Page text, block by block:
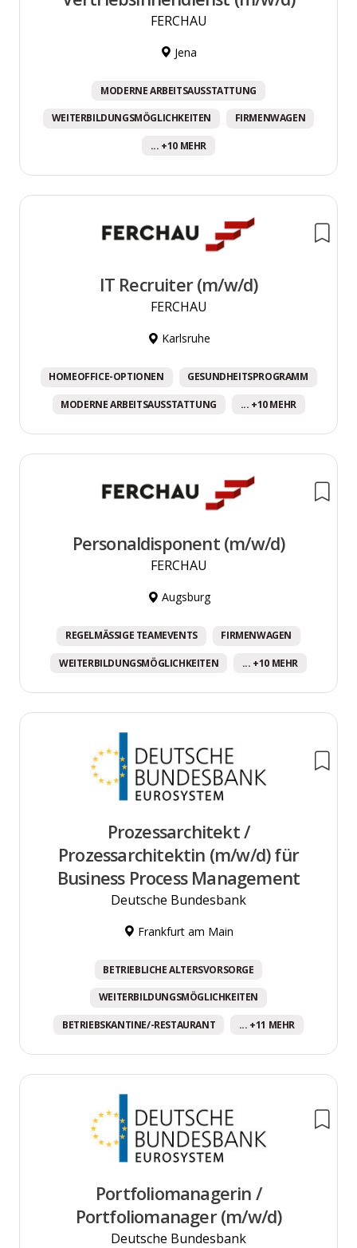
FERCHAU
Jena
MODERNE ARBEITSAUSSTATTUNG
WEITERBILDUNGSMÖGLICHKEITEN FIRMENWAGEN
... +10 MEHR
IT Recruiter (m/w/d)
FERCHAU
Karlsruhe
HOMEOFFICE-OPTIONEN GESUNDHEITSPROGRAMM
MODERNE ARBEITSAUSSTATTUNG ... +10 MEHR
Personaldisponent (m/w/d)
FERCHAU
Augsburg
REGELMÄSSIGE TEAMEVENTS FIRMENWAGEN
WEITERBILDUNGSMÖGLICHKEITEN ... +10 MEHR
Prozessarchitekt /
Prozessarchitektin (m/w/d) für
Business Process Management
Deutsche Bundesbank
Frankfurt am Main
BETRIEBLICHE ALTERSVORSORGE
WEITERBILDUNGSMÖGLICHKEITEN
BETRIEBSKANTINE/-RESTAURANT ... +11 MEHR
Portfoliomanagerin /
Portfoliomanager (m/w/d)
Deutsche Bundesbank